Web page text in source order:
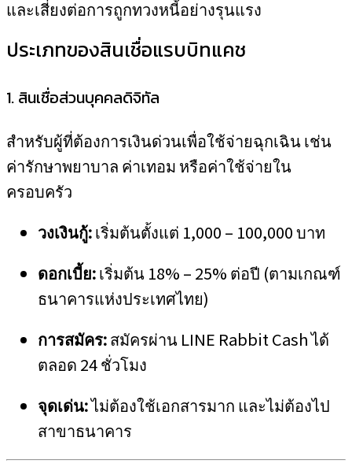
และเสี่ยงต่อการถูกทวงหนี้อย่างรุนแรง
ประเภทของสินเชื่อแรบบิทแคช
1. สินเชื่อส่วนบุคคลดิจิทัล
สำหรับผู้ที่ต้องการเงินด่วนเพื่อใช้จ่ายฉุกเฉิน เช่น
ค่ารักษาพยาบาล ค่าเทอม หรือค่าใช้จ่ายใน
ครอบครัว
วงเงินกู้:เริ่มต้นตั้งแต่ 1,000 – 100,000 บาท
ดอกเบี้ย:เริ่มต้น 18% – 25% ต่อปี (ตามเกณฑ์
ธนาคารแห่งประเทศไทย)
การสมัคร:สมัครผ่าน LINE Rabbit Cash ได้
ตลอด 24 ชั่วโมง
จุดเด่น:ไม่ต้องใช้เอกสารมาก และไม่ต้องไป
สาขาธนาคาร